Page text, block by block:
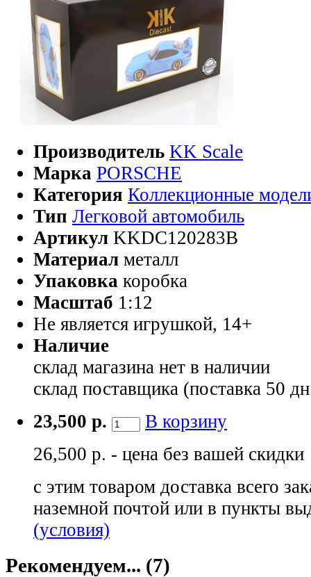
Производитель KK Scale
Марка PORSCHE
Категория Коллекционные
Тип Легковой автомобиль
Артикул KKDC120283B
Материал металл
Упаковка коробка
Масштаб 1:12
Не является игрушкой, 14+
Наличие
склад магазина нет в наличии
склад поставщика (поставка 50
23,500 р.
В корзину
26,500 р. - цена без вашей скидки
с этим товаром доставка всего
наземной почтой или в пункты
(условия)
Рекомендуем... (7)